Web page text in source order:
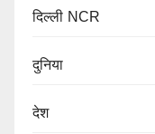
दिल्ली NCR
दुनिया
देश